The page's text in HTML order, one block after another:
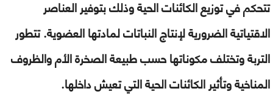
تتحكم في توزيع الكائنات الحية وذلك بتوفير العناصر
الاقتياتية الضرورية لإنتاج النباتات لمادتها العضوية. تتطور
التربة وتختلف مكوناتها حسب طبيعة الصخرة الأم والظروف
المناخية وتأثير الكائنات الحية التي تعيش داخلها.